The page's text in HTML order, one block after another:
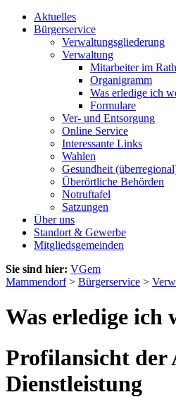
Aktuelles
Bürgerservice
Verwaltungsgliederung
Verwaltung
Mitarbeiter im
Organigramm
Was erledige ich
Formulare
Ver- und Entsorgung
Online Service
Interessante Links
Wahlen
Gesundheit
Überörtliche Behörden
Notruftafel
Satzungen
Über uns
Standort & Gewerbe
Mitgliedsgemeinden
Sie sind hier: VGem
Mammendorf> Bürgerservice >
Was erledige ich
Profilansicht der
Dienstleistung